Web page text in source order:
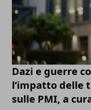
Dazi e guerre
l’impatto delle
sulle PMI, a